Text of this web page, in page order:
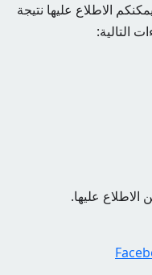
الخاص بنا، حيث يمكنكم الاطلاع عليها نتيجة
التالية:
عليها.